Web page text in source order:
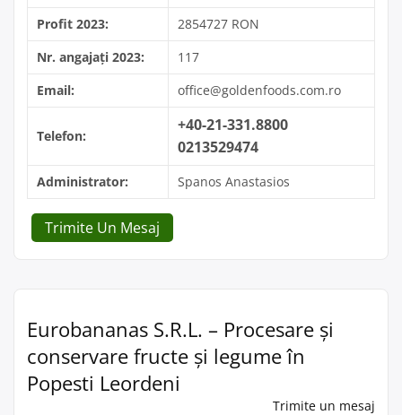
Profit 2023:
2854727 RON
Nr. angajați 2023:
117
Email:
office@goldenfoods.com.ro
Telefon:
+40-21-331.8800
0213529474
Administrator: Spanos Anastasios
Trimite Un Mesaj
Eurobananas S.R.L. – Procesare și
conservare fructe și legume în
Popesti Leordeni
Trimite un mesaj